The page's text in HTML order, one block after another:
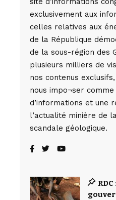
exclusivement aux
celles relatives aux
de la République
de la sous-région des
plusieurs milliers de
nos contenus
nous impo¬ser
d’informations et une
l’actualité minière de
scandale géologique.
RDC